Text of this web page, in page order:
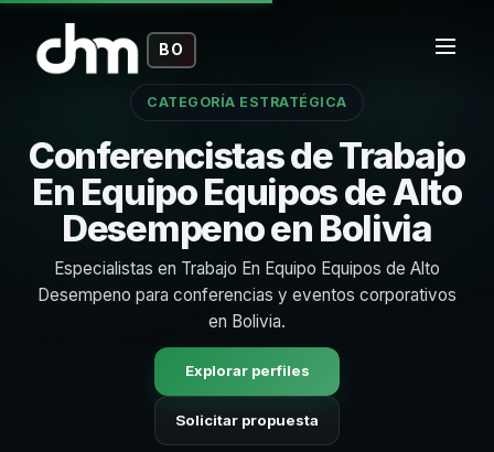
BO
CATEGORÍA ESTRATÉGICA
Conferencistas de Trabajo
En Equipo Equipos de Alto
Desempeno en Bolivia
Especialistas en Trabajo En Equipo Equipos de Alto
Desempeno para conferencias y eventos corporativos
en Bolivia.
Explorar perfiles
Solicitar propuesta